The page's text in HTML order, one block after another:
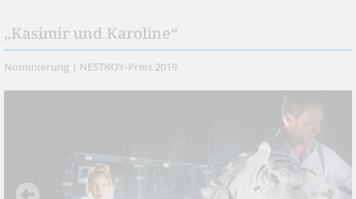
„Kasimir und Karoline“
Nominierung | NESTROY-Preis 2019